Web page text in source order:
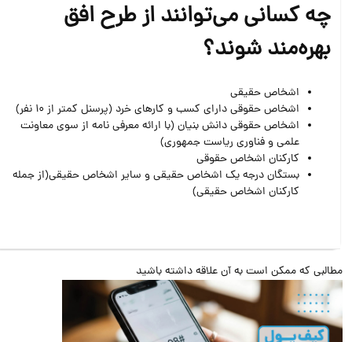
چه کسانی می‌توانند از طرح افق
بهره‌مند شوند؟
اشخاص حقیقی
اشخاص حقوقی دارای کسب و کارهای خرد (پرسنل کمتر از 10 نفر)
اشخاص حقوقی دانش بنیان (با ارائه معرفی نامه از سوی معاونت
علمی و فناوری ریاست جمهوری)
کارکنان اشخاص حقوقی
بستگان درجه یک اشخاص حقیقی و سایر اشخاص حقیقی(از جمله
کارکنان اشخاص حقیقی)
که ممکن است به آن علاقه داشته باشید